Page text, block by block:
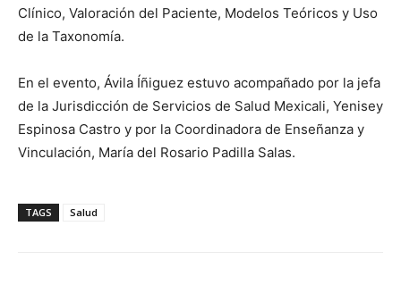
Clínico, Valoración del Paciente, Modelos Teóricos y Uso
de la Taxonomía.
En el evento, Ávila Íñiguez estuvo acompañado por la jefa
de la Jurisdicción de Servicios de Salud Mexicali, Yenisey
Espinosa Castro y por la Coordinadora de Enseñanza y
Vinculación, María del Rosario Padilla Salas.
TAGS Salud